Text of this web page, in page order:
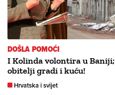
DOŠLA POMOĆI
I Kolinda volontira u
obitelji gradi i kuću!
Hrvatska i svijet